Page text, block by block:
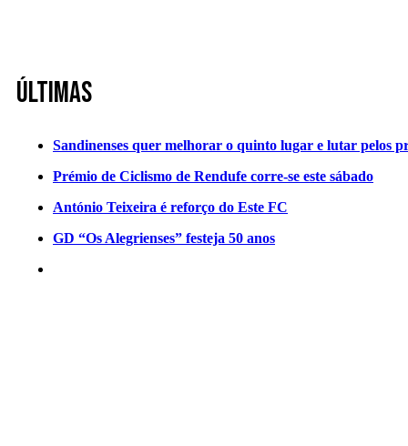
Últimas
Sandinenses quer melhorar o quinto lugar e lutar pelos
Prémio de Ciclismo de Rendufe corre-se este sábado
António Teixeira é reforço do Este FC
GD “Os Alegrienses” festeja 50 anos